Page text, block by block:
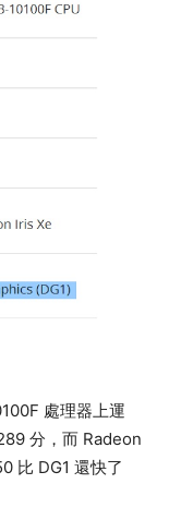
處理器上運
分，而 Radeon
比 DG1 還快了